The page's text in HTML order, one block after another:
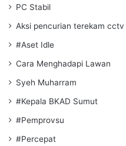
PC Stabil
Aksi pencurian terekam cctv
#Aset Idle
Cara Menghadapi Lawan
Syeh Muharram
#Kepala BKAD Sumut
#Pemprovsu
#Percepat